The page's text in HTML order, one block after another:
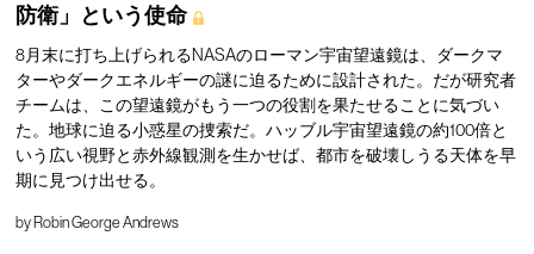
防衛」という使命
8月末に打ち上げられるNASAのローマン宇宙望遠鏡は、ダークマ
ターやダークエネルギーの謎に迫るために設計された。だが研究者
チームは、この望遠鏡がもう一つの役割を果たせることに気づい
た。地球に迫る小惑星の捜索だ。ハッブル宇宙望遠鏡の約100倍と
いう広い視野と赤外線観測を生かせば、都市を破壊しうる天体を早
期に見つけ出せる。
byRobin George Andrews